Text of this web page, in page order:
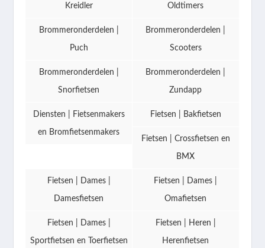
Kreidler Oldtimers
Brommeronderdelen |
Puch
Brommeronderdelen |
Scooters
Brommeronderdelen |
Snorfietsen
Brommeronderdelen |
Zundapp
Diensten | Fietsenmakers
en Bromfietsenmakers
Fietsen | Bakfietsen
Fietsen | Crossfietsen en
BMX
Fietsen | Dames |
Damesfietsen
Fietsen | Dames |
Omafietsen
Fietsen | Dames |
Sportfietsen en Toerfietsen
Fietsen | Heren |
Herenfietsen